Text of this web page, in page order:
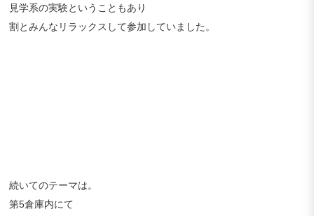
見学系の実験ということもあり
割とみんなリラックスして参加していました。
続いてのテーマは。
第5倉庫内にて